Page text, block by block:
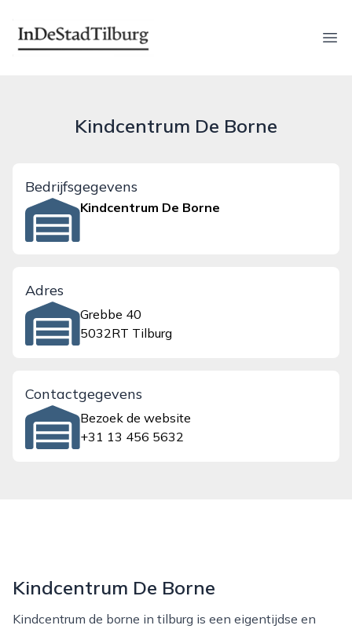
indestadtilburg.nl
Kind­centrum De Borne
Bedrijfsgegevens
Kind­centrum De Borne
Adres
Grebbe 40
5032RT Tilburg
Contactgegevens
Bezoek de website
+31 13 456 5632
Kind­centrum De Borne
Kindcentrum de borne in tilburg is een eigentijdse en